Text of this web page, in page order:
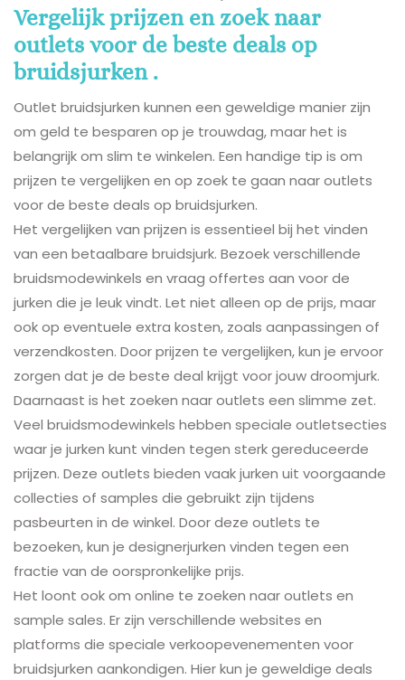
Vergelijk prijzen en zoek naar
outlets voor de beste deals op
bruidsjurken .
Outlet bruidsjurken kunnen een geweldige manier zijn
om geld te besparen op je trouwdag, maar het is
belangrijk om slim te winkelen. Een handige tip is om
prijzen te vergelijken en op zoek te gaan naar outlets
voor de beste deals op bruidsjurken.
Het vergelijken van prijzen is essentieel bij het vinden
van een betaalbare bruidsjurk. Bezoek verschillende
bruidsmodewinkels en vraag offertes aan voor de
jurken die je leuk vindt. Let niet alleen op de prijs, maar
ook op eventuele extra kosten, zoals aanpassingen of
verzendkosten. Door prijzen te vergelijken, kun je ervoor
zorgen dat je de beste deal krijgt voor jouw droomjurk.
Daarnaast is het zoeken naar outlets een slimme zet.
Veel bruidsmodewinkels hebben speciale outletsecties
waar je jurken kunt vinden tegen sterk gereduceerde
prijzen. Deze outlets bieden vaak jurken uit voorgaande
collecties of samples die gebruikt zijn tijdens
pasbeurten in de winkel. Door deze outlets te
bezoeken, kun je designerjurken vinden tegen een
fractie van de oorspronkelijke prijs.
Het loont ook om online te zoeken naar outlets en
sample sales. Er zijn verschillende websites en
platforms die speciale verkoopevenementen voor
bruidsjurken aankondigen. Hier kun je geweldige deals